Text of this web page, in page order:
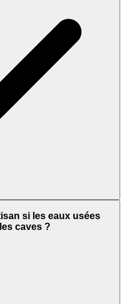
si les eaux usées
caves ?